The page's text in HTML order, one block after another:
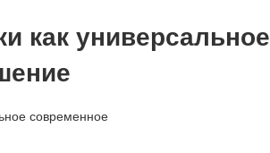
как универсальное